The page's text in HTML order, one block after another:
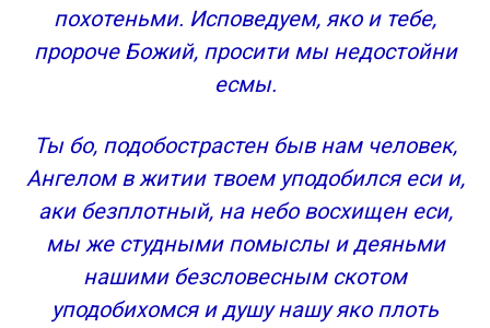
похотеньми. Исповедуем, яко и тебе,
пророче Божий, просити мы недостойни
есмы.
Ты бо, подобострастен быв нам человек,
Ангелом в житии твоем уподобился еси и,
аки безплотный, на небо восхищен еси,
мы же студными помыслы и деяньми
нашими безсловесным скотом
уподобихомся и душу нашу яко плоть